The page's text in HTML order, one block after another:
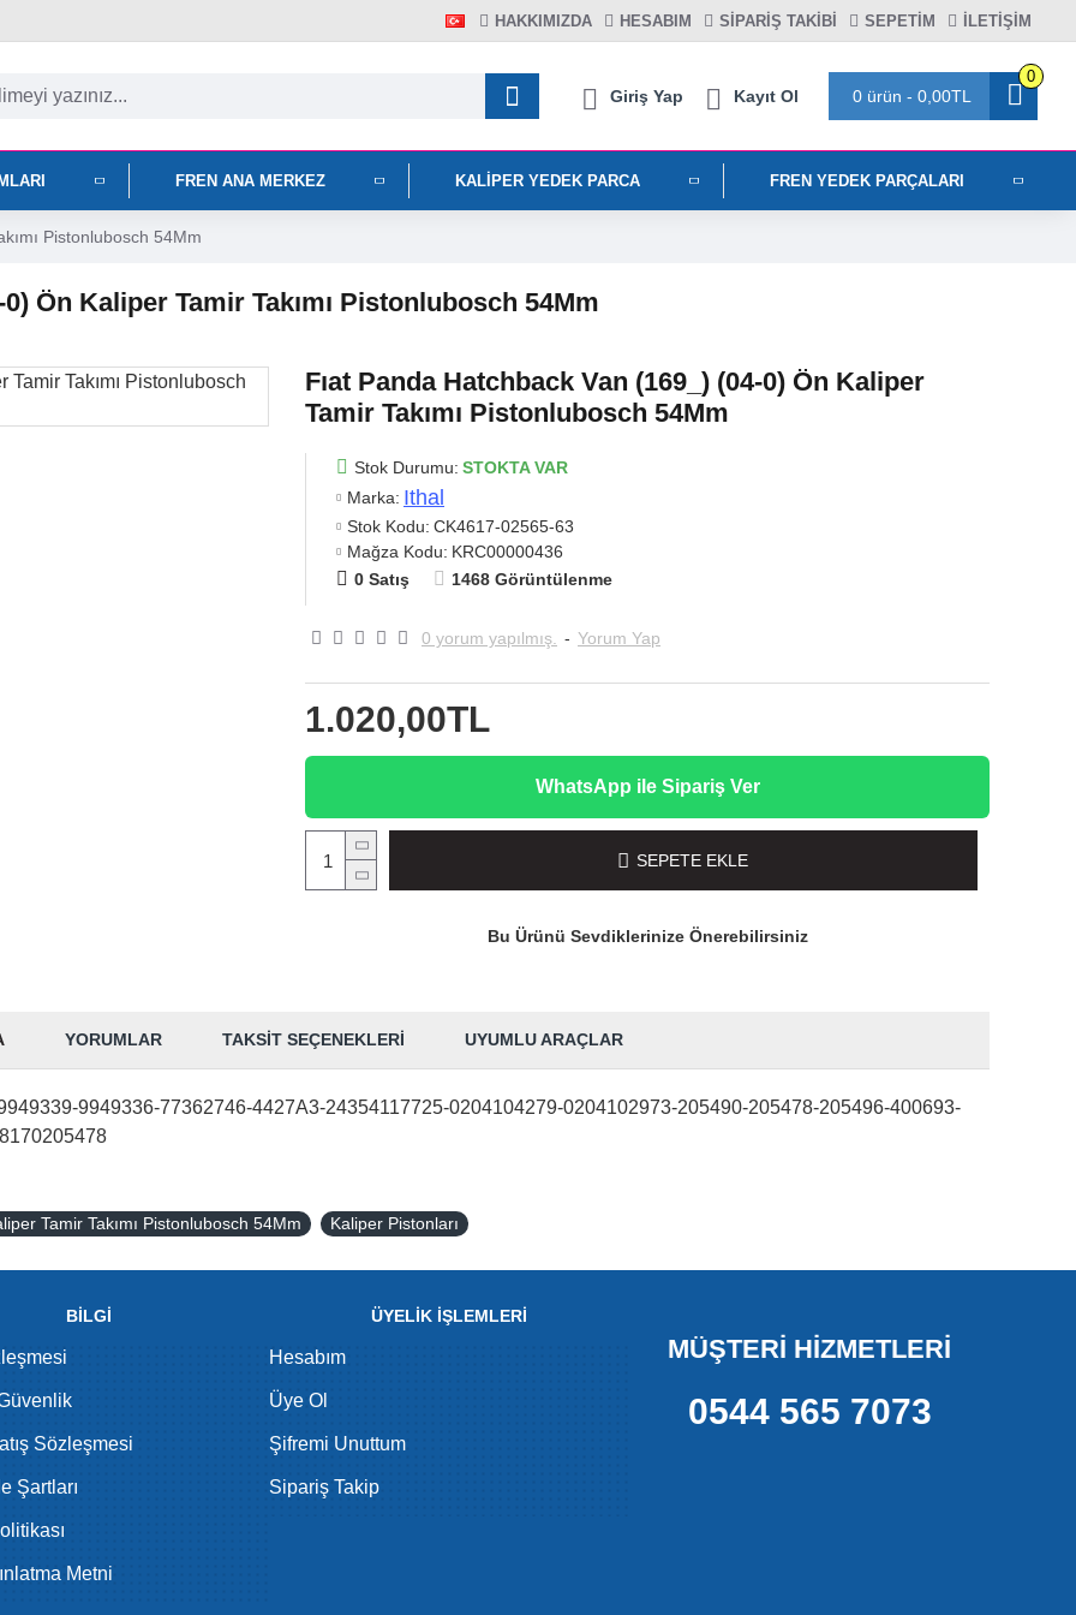
HAKKIMIZDA HESABIM SIPARIŞ TAKIBI SEPETIM İLETİŞİM
Giriş Yap Kayıt Ol 0 ürün - 0,00TL
0
FREN ANA MERKEZ KALIPER YEDEK PARCA FREN YEDEK PARÇALARI
Pistonlubosch 54Mm
Ön Kaliper Tamir Takımı Pistonlubosch 54Mm
Fıat Panda Hatchback Van (169_) (04-0) Ön Kaliper
Tamir Takımı Pistonlubosch 54Mm
Stok Durumu: STOKTA VAR
Marka: Ithal
Stok Kodu: CK4617-02565-63
Mağza Kodu: KRC00000436
0 Satış
1468 Görüntülenme
0 yorum yapılmış. - Yorum Yap
1.020,00TL
WhatsApp ile Sipariş Ver
SEPETE EKLE
Bu Ürünü Sevdiklerinize Önerebilirsiniz
YORUMLAR TAKSIT SEÇENEKLERI UYUMLU ARAÇLAR
9949336-77362746-4427A3-24354117725-0204104279-0204102973-205490-205478-205496-400693-
Tamir Takımı Pistonlubosch 54Mm Kaliper Pistonları
BİLGİ
Sözleşmesi
Şartları
Metni
ÜYELİK İŞLEMLERİ
Hesabım
Üye Ol
Şifremi Unuttum
Sipariş Takip
MÜŞTERİ HİZMETLERİ
0544 565 7073